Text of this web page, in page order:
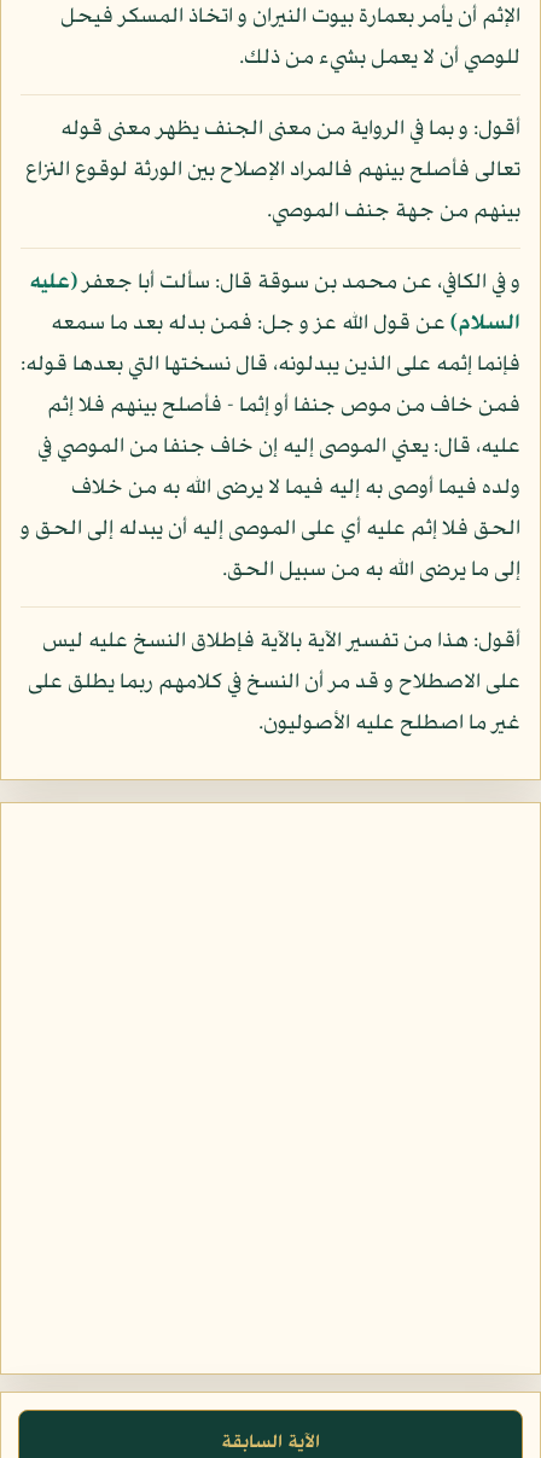
الإثم أن يأمر بعمارة بيوت النيران و اتخاذ المسكر فيحل
للوصي أن لا يعمل بشيء من ذلك.
أقول: و بما في الرواية من معنى الجنف يظهر معنى قوله
تعالى فأصلح بينهم فالمراد الإصلاح بين الورثة لوقوع النزاع
بينهم من جهة جنف الموصي.
و في الكافي، عن محمد بن سوقة قال: سألت أبا جعفر(عليه
السلام)عن قول الله عز و جل: فمن بدله بعد ما سمعه
فإنما إثمه على الذين يبدلونه، قال نسختها التي بعدها قوله:
فمن خاف من موص جنفا أو إثما - فأصلح بينهم فلا إثم
عليه، قال: يعني الموصى إليه إن خاف جنفا من الموصي في
ولده فيما أوصى به إليه فيما لا يرضى الله به من خلاف
الحق فلا إثم عليه أي على الموصى إليه أن يبدله إلى الحق و
إلى ما يرضى الله به من سبيل الحق.
أقول: هذا من تفسير الآية بالآية فإطلاق النسخ عليه ليس
على الاصطلاح و قد مر أن النسخ في كلامهم ربما يطلق على
غير ما اصطلح عليه الأصوليون.
الآية السابقة